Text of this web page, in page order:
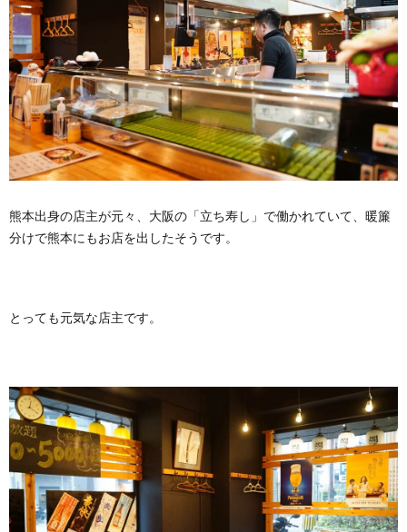
熊本出身の店主が元々、大阪の「立ち寿し」で働かれていて、暖簾
分けで熊本にもお店を出したそうです。
とっても元気な店主です。